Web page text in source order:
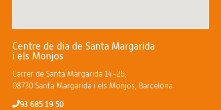
Centre de dia de Santa Margarida
i els Monjos
Carrer de Santa Margarida 14-26,
08730 Santa Margarida i els Monjos, Barcelona
93 685 19 50